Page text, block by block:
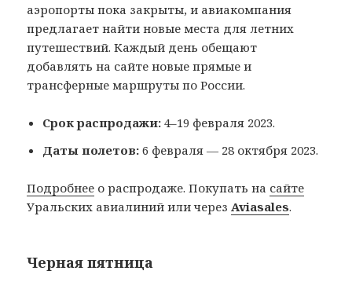
аэропорты пока закрыты, и авиакомпания
предлагает найти новые места для летних
путешествий. Каждый день обещают
добавлять на сайте новые прямые и
трансферные маршруты по России.
Срок распродажи: 4–19 февраля 2023.
Даты полетов: 6 февраля — 28 октября 2023.
Подробнее о распродаже. Покупать на сайте
Уральских авиалиний или черезAviasales.
Черная пятница